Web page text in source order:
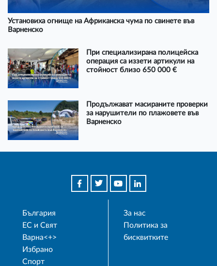
Установиха огнище на Африканска чума по свинете във
Варненско
При специализирана полицейска
операция са иззети артикули на
стойност близо 650 000 €
Продължават масираните проверки
за нарушители по плажовете във
Варненско
България
ЕС и Свят
Варна<+>
Избрано
Спорт
За нас
Политика за
бисквитките